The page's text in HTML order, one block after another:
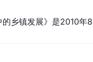
的乡镇发展》是2010